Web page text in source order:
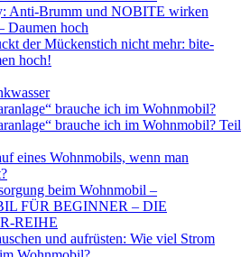
Anti-Brumm und NOBITE wirken
Daumen hoch
der Mückenstich nicht mehr: bite-
hoch!
brauche ich im Wohnmobil?
brauche ich im Wohnmobil? Teil
eines Wohnmobils, wenn man
beim Wohnmobil –
FÜR BEGINNER – DIE
REIHE
und aufrüsten: Wie viel Strom